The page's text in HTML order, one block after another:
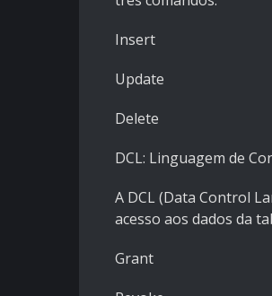
Insert
Update
Delete
DCL: Linguagem de
A DCL (Data Control
acesso aos dados da
Grant